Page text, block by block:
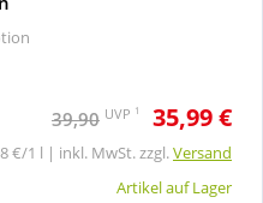
39,90 UVP 1 35,99 €
€/1 l | inkl. MwSt. zzgl.Versand
Artikel auf Lager